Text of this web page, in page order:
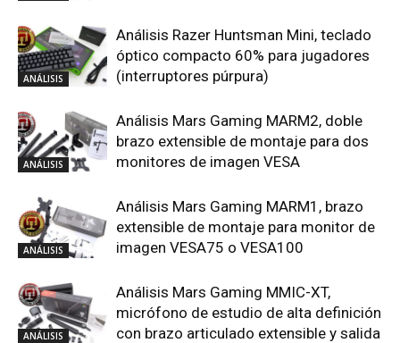
ANÁLISIS
Análisis Razer Huntsman Mini, teclado
óptico compacto 60% para jugadores
(interruptores púrpura)
ANÁLISIS
Análisis Mars Gaming MARM2, doble
brazo extensible de montaje para dos
monitores de imagen VESA
ANÁLISIS
Análisis Mars Gaming MARM1, brazo
extensible de montaje para monitor de
imagen VESA75 o VESA100
ANÁLISIS
Análisis Mars Gaming MMIC-XT,
micrófono de estudio de alta definición
con brazo articulado extensible y salida